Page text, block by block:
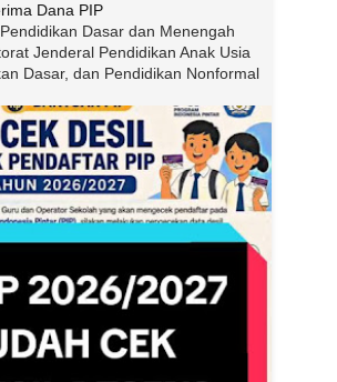
Dana PIP
Dasar dan Menengah
Jenderal Pendidikan Anak Usia
Dasar, dan Pendidikan Nonformal